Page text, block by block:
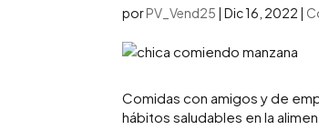
porPV_Vend25 |Dic 16, 2022
Comidas con amigos y de
hábitos saludables en la